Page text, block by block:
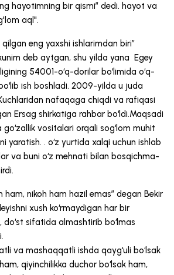
hayotimning bir qismi” dedi. hayot va
aql".
eng yaxshi ishlarimdan biri”
deb aytgan, shu yilda yana Egey
54001-oʻq-dorilar boʻlimida oʻq-
ish boshladi. 2009-yilda u juda
nafaqaga chiqdi va rafiqasi
Ersag shirkatiga rahbar boʻldi.Maqsadi
vositalari orqali sogʻlom muhit
yaratish. . o‘z yurtida xalqi uchun ishlab
va buni o‘z mehnati bilan bosqichma-
ham, nikoh ham hazil emas” degan Bekir
xush ko‘rmaydigan har bir
sifatida almashtirib bo‘lmas
va mashaqqatli ishda qayg‘uli bo‘lsak
qiyinchilikka duchor bo‘lsak ham,